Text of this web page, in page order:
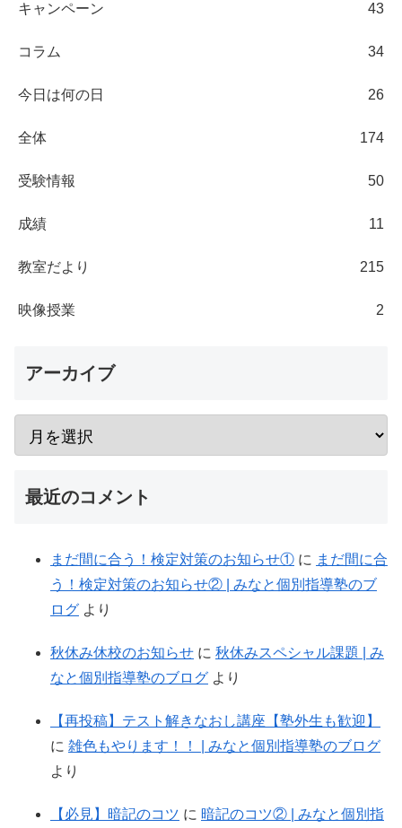
キャンペーン 43
コラム 34
今日は何の日 26
全体 174
受験情報 50
成績 11
教室だより 215
映像授業 2
アーカイブ
最近のコメント
まだ間に合う！検定対策のお知らせ① に まだ間に合
う！検定対策のお知らせ② | みなと個別指導塾のブ
ログ より
秋休み休校のお知らせ に 秋休みスペシャル課題 | み
なと個別指導塾のブログ より
【再投稿】テスト解きなおし講座【塾外生も歓迎】
に 雑色もやります！！ | みなと個別指導塾のブログ
より
【必見】暗記のコツ に 暗記のコツ② | みなと個別指